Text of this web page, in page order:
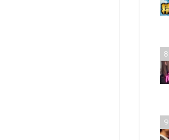
8
9